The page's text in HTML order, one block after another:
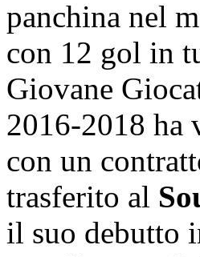
panchina nel
con 12 gol in
Giovane
2016-2018 ha
con un
trasferito al
il suo debutto